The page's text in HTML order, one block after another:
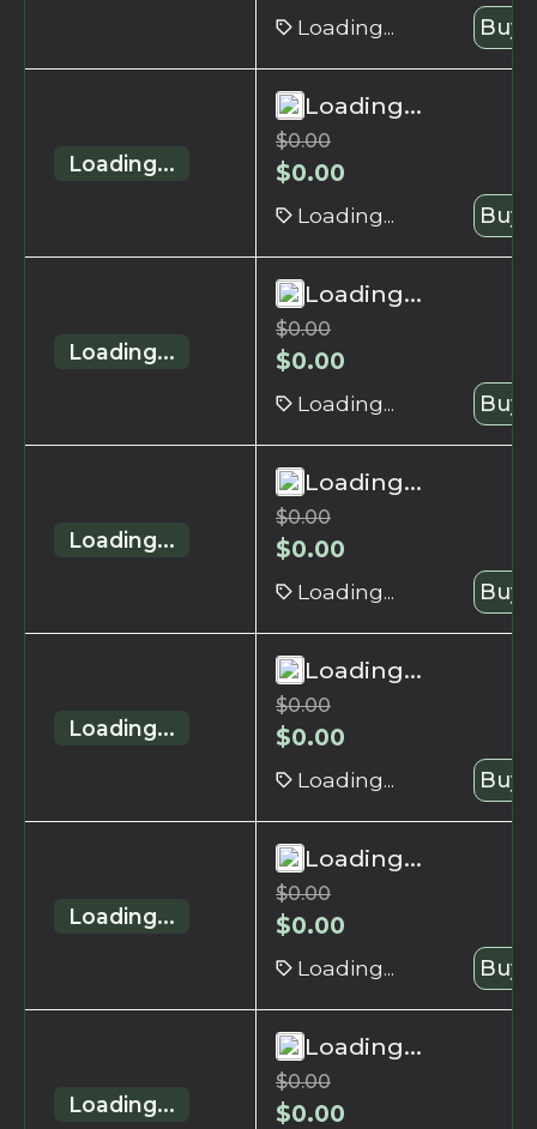
Loading... Buy
Loading...
Loading...
$0.00
$0.00
Loading... Buy
Loading...
Loading...
$0.00
$0.00
Loading... Buy
Loading...
Loading...
$0.00
$0.00
Loading... Buy
Loading...
Loading...
$0.00
$0.00
Loading... Buy
Loading...
Loading...
$0.00
$0.00
Loading... Buy
Loading...
Loading...
$0.00
$0.00